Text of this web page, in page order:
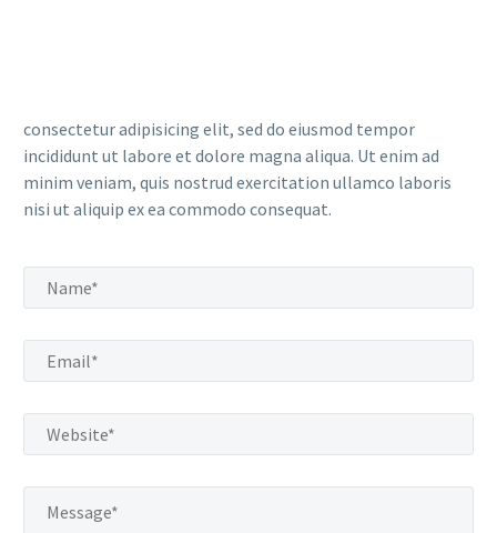
consectetur adipisicing elit, sed do eiusmod tempor
incididunt ut labore et dolore magna aliqua. Ut enim ad
minim veniam, quis nostrud exercitation ullamco laboris
nisi ut aliquip ex ea commodo consequat.